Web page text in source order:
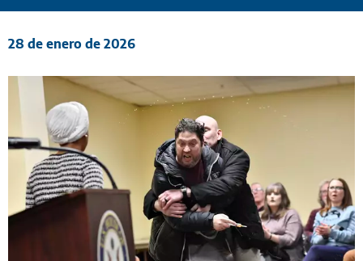
28 de enero de 2026